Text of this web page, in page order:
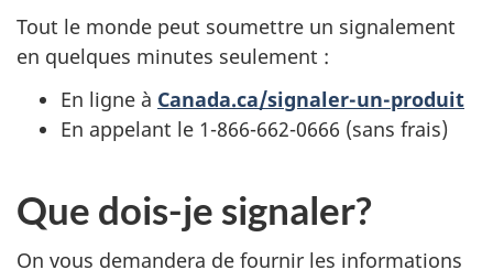
Tout le monde peut soumettre un signalement
en quelques minutes seulement :
En ligne à Canada.ca/signaler-un-produit
En appelant le 1-866-662-0666 (sans frais)
Que dois-je signaler?
On vous demandera de fournir les informations